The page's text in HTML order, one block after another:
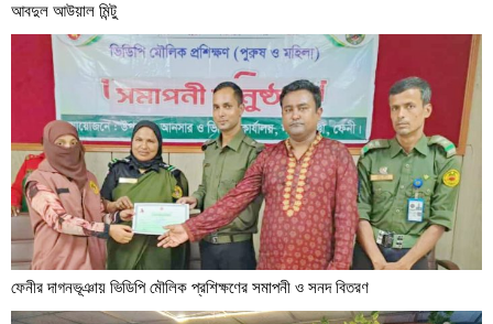
আবদুল আউয়াল মিন্টু
ফেনীর দাগনভূঞায় ভিডিপি মৌলিক প্রশিক্ষণের সমাপনী ও সনদ বিতরণ